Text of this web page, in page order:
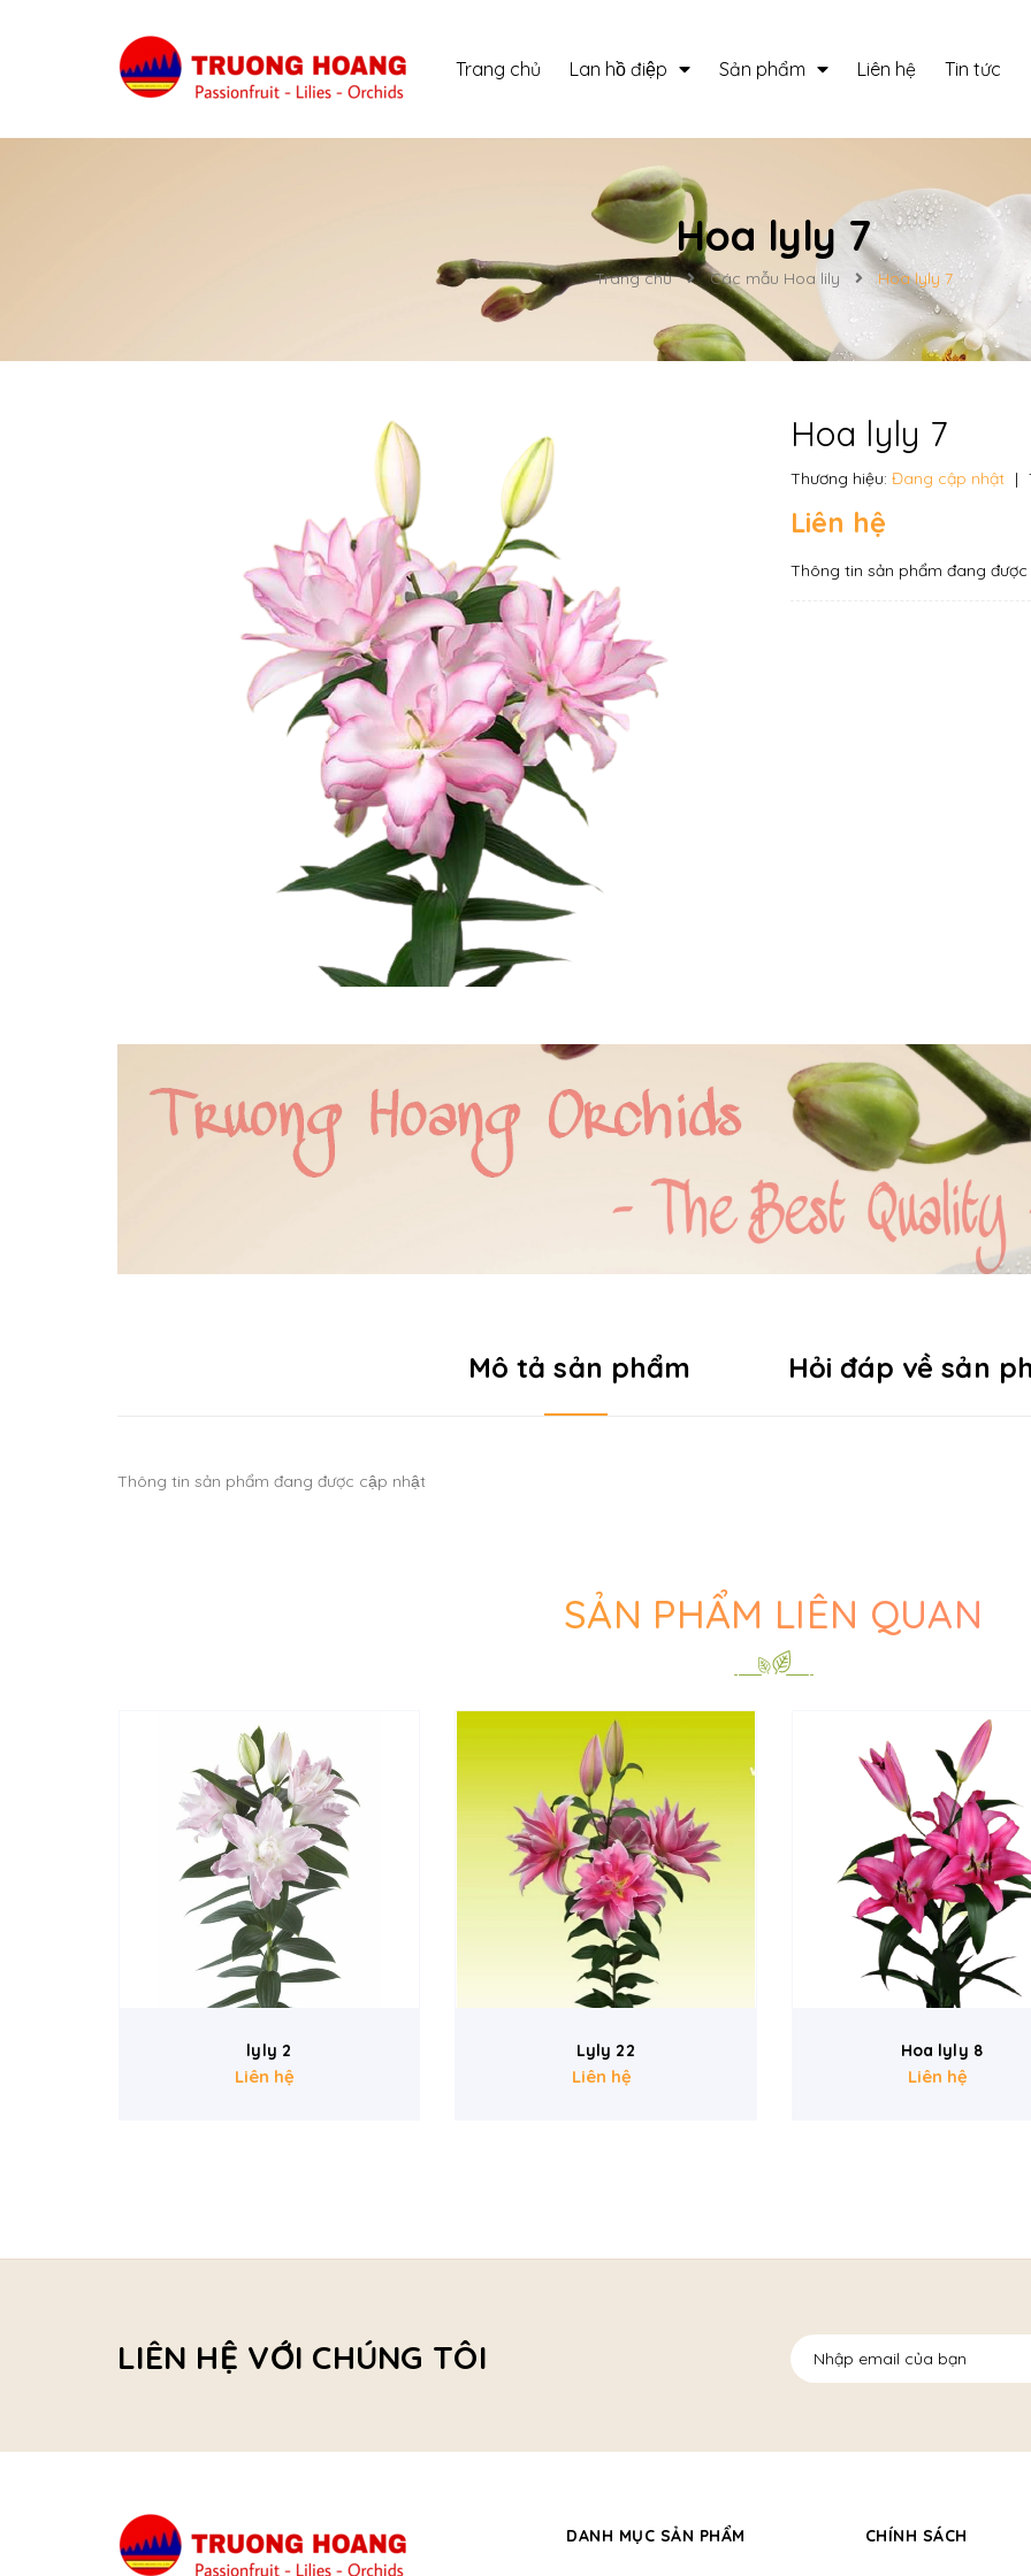
Trang chủ Lan hồ điệp Sản phẩm Liên hệ Tin tức
Hoa lyly 7
Trang chủ Các mẫu Hoa lily Hoa lyly 7
Hoa lyly 7
Thương hiệu: Đang cập nhật |
Liên hệ
Thông tin sản phẩm đang
Mô tả sản phẩm Hỏi đáp về sản
Thông tin sản phẩm đang được cập nhật
SẢN PHẨM LIÊN QUAN
lyly 2
Liên hệ
Lyly 22
Liên hệ
Hoa lyly 8
Liên hệ
LIÊN HỆ VỚI CHÚNG TÔI
DANH MỤC SẢN PHẨM CHÍNH SÁCH